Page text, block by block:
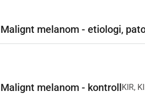
Malignt melanom - etiologi,
Malignt melanom - kontrollKIR,